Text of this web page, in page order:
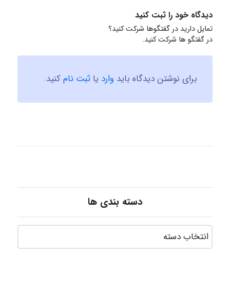
دیدگاه خود را ثبت کنید
تمایل دارید در گفتگوها شرکت کنید؟
در گفتگو ها شرکت کنید.
برای نوشتن دیدگاه باید وارد یا ثبت نامکنید.
دسته بندی ها